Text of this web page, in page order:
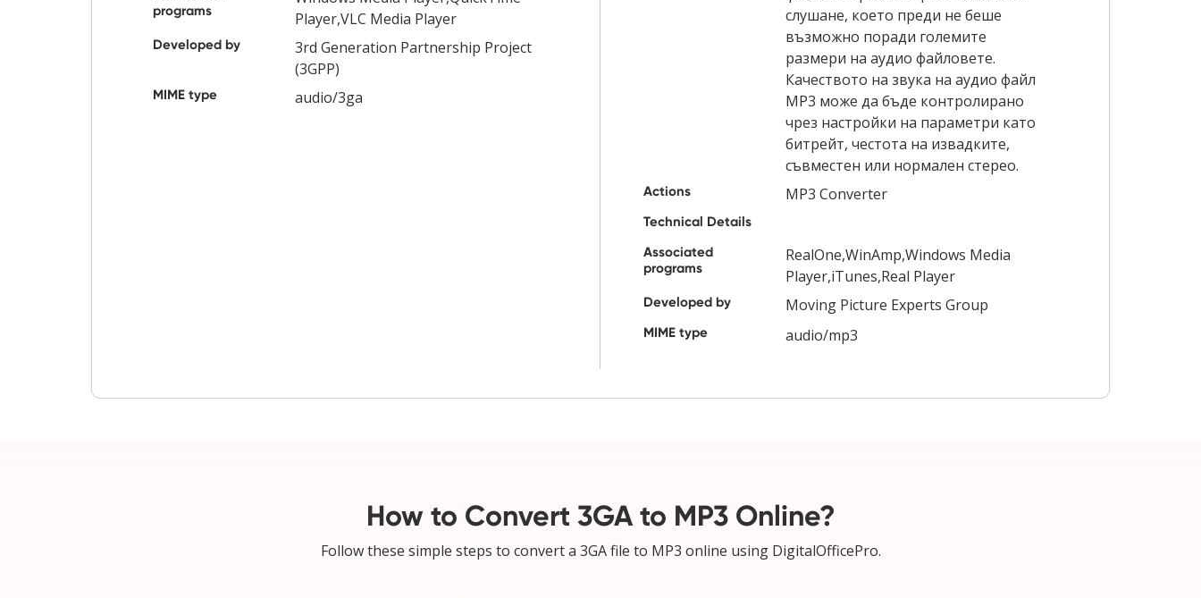
programs
Player,VLC Media Player
Developed by
3rd Generation Partnership Project
(3GPP)
MIME type audio/3ga
слушане, което преди не беше
възможно поради големите
размери на аудио файловете.
Качеството на звука на аудио файл
MP3 може да бъде контролирано
чрез настройки на параметри като
битрейт, честота на извадките,
съвместен или нормален стерео.
Actions MP3 Converter
Technical Details
Associated
programs
RealOne,WinAmp,Windows Media
Player,iTunes,Real Player
Developed by Moving Picture Experts Group
MIME type audio/mp3
How to Convert 3GA to MP3 Online?
Follow these simple steps to convert a 3GA file to MP3 online using DigitalOfficePro.